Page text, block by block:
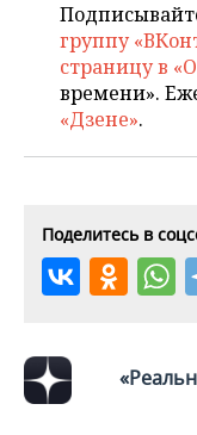
ОПК
ЭНЕРГЕТИКА
ТРАНСПОРТ
УСЛУГИ
МЕДИА
НОВОСТИ
ВЫЕЗДНАЯ
БИЗНЕС-БРАНЧИ
ОТКРЫТАЯ
СПОРТ
НОВОСТИ
ФУТБОЛ
БАСКЕТБОЛ
ВОЛЕЙБОЛ
КИБЕРСПОРТ
ФИГУРНОЕ
ОБЩЕСТВО
НОВОСТИ
ИСТОРИЯ
КУЛЬТУРА
МЕДИЦИНА
ФОТОГАЛЕРЕЯ
СПРАВОЧНИК
СПИСОК ПЕРСОН
СПИСОК
ПОЛНАЯ ВЕРСИЯ
группу
страницу в
времени».
«Дзене».
Поделитесь в